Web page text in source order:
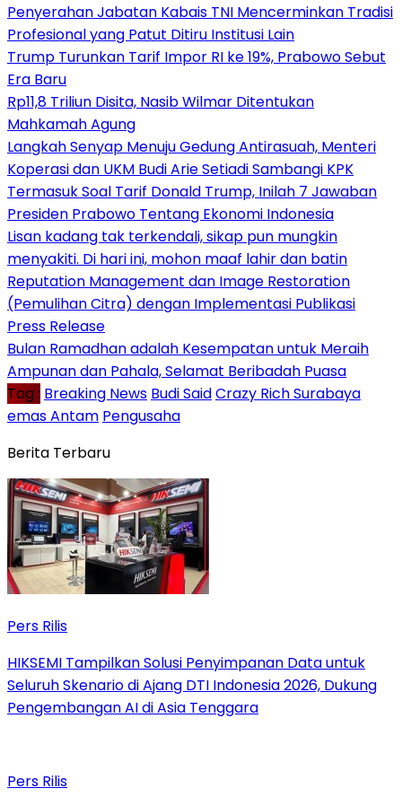
Penyerahan Jabatan Kabais TNI Mencerminkan Tradisi
Profesional yang Patut Ditiru Institusi Lain
Trump Turunkan Tarif Impor RI ke 19%, Prabowo Sebut
Era Baru
Rp11,8 Triliun Disita, Nasib Wilmar Ditentukan
Mahkamah Agung
Langkah Senyap Menuju Gedung Antirasuah, Menteri
Koperasi dan UKM Budi Arie Setiadi Sambangi KPK
Termasuk Soal Tarif Donald Trump, Inilah 7 Jawaban
Presiden Prabowo Tentang Ekonomi Indonesia
Lisan kadang tak terkendali, sikap pun mungkin
menyakiti. Di hari ini, mohon maaf lahir dan batin
Reputation Management dan Image Restoration
(Pemulihan Citra) dengan Implementasi Publikasi
Press Release
Bulan Ramadhan adalah Kesempatan untuk Meraih
Ampunan dan Pahala, Selamat Beribadah Puasa
Tag : Breaking News Budi SaidCrazy Rich Surabaya
emas Antam Pengusaha
Berita Terbaru
Pers Rilis
HIKSEMI Tampilkan Solusi Penyimpanan Data untuk
Seluruh Skenario di Ajang DTI Indonesia 2026, Dukung
Pengembangan AI di Asia Tenggara
Pers Rilis